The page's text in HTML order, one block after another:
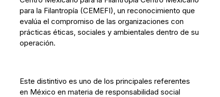
para la Filantropía (CEMEFI), un reconocimiento que
evalúa el compromiso de las organizaciones con
prácticas éticas, sociales y ambientales dentro de su
operación.
Este distintivo es uno de los principales referentes
en México en materia de responsabilidad social